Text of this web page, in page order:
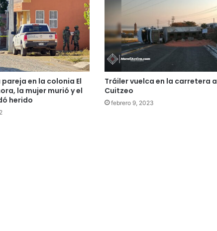
pareja en la colonia El
la mujer murió y el
herido
Tráiler vuelca en la carretera a
Cuitzeo
febrero 9, 2023